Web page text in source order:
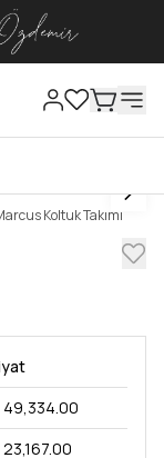
Koltuk Takımı
49,334.00